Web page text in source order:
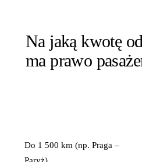
Na jaką kwotę
ma prawo
Do 1 500 km (np. Praga –